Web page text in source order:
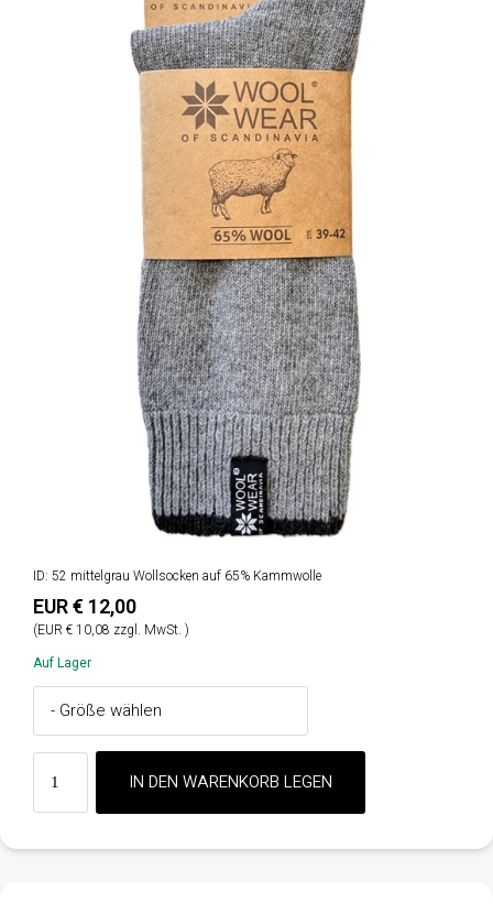
ID: 52 mittelgrau Wollsocken auf 65% Kammwolle
EUR € 12,00
(EUR € 10,08 zzgl. MwSt. )
Auf Lager